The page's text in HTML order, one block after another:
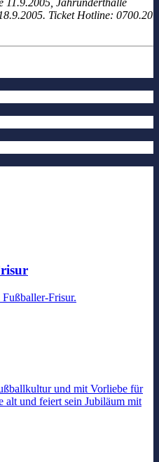
Ticket Hotline: 0700.20
Frisur.
und mit Vorliebe für
alt und feiert sein Jubiläum mit